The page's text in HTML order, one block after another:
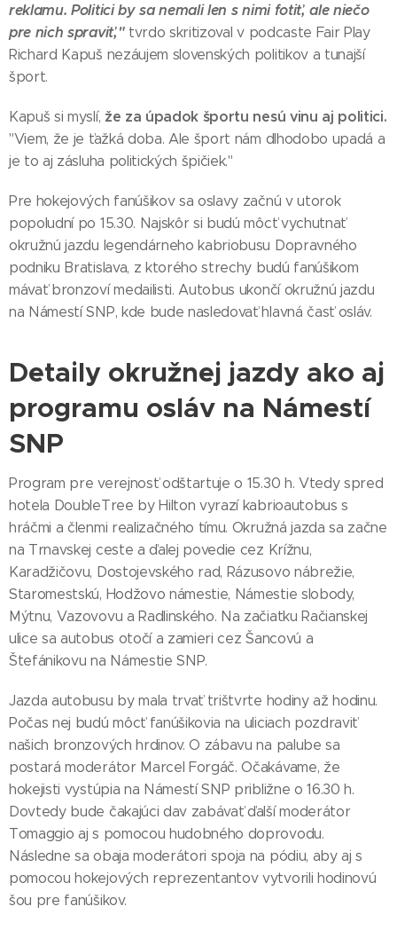
reklamu. Politici by sa nemali len s nimi fotiť, ale niečo
pre nich spraviť,"tvrdo skritizoval v podcaste Fair Play
Richard Kapuš nezáujem slovenských politikov a tunajší
šport.
Kapuš si myslí, že za úpadok športu nesú vinu aj politici.
"Viem, že je ťažká doba. Ale šport nám dlhodobo upadá a
je to aj zásluha politických špičiek."
Pre hokejových fanúšikov sa oslavy začnú v utorok
popoludní po 15.30. Najskôr si budú môcť vychutnať
okružnú jazdu legendárneho kabriobusu Dopravného
podniku Bratislava, z ktorého strechy budú fanúšikom
mávať bronzoví medailisti. Autobus ukončí okružnú jazdu
na Námestí SNP, kde bude nasledovať hlavná časť osláv.
Detaily okružnej jazdy ako aj
programu osláv na Námestí
SNP
Program pre verejnosť odštartuje o 15.30 h. Vtedy spred
hotela DoubleTree by Hilton vyrazí kabrioautobus s
hráčmi a členmi realizačného tímu. Okružná jazda sa začne
na Trnavskej ceste a ďalej povedie cez Krížnu,
Karadžičovu, Dostojevského rad, Rázusovo nábrežie,
Staromestskú, Hodžovo námestie, Námestie slobody,
Mýtnu, Vazovovu a Radlinského. Na začiatku Račianskej
ulice sa autobus otočí a zamieri cez Šancovú a
Štefánikovu na Námestie SNP.
Jazda autobusu by mala trvať trištvrte hodiny až hodinu.
Počas nej budú môcť fanúšikovia na uliciach pozdraviť
našich bronzových hrdinov. O zábavu na palube sa
postará moderátor Marcel Forgáč. Očakávame, že
hokejisti vystúpia na Námestí SNP približne o 16.30 h.
Dovtedy bude čakajúci dav zabávať ďalší moderátor
Tomaggio aj s pomocou hudobného doprovodu.
Následne sa obaja moderátori spoja na pódiu, aby aj s
pomocou hokejových reprezentantov vytvorili hodinovú
šou pre fanúšikov.